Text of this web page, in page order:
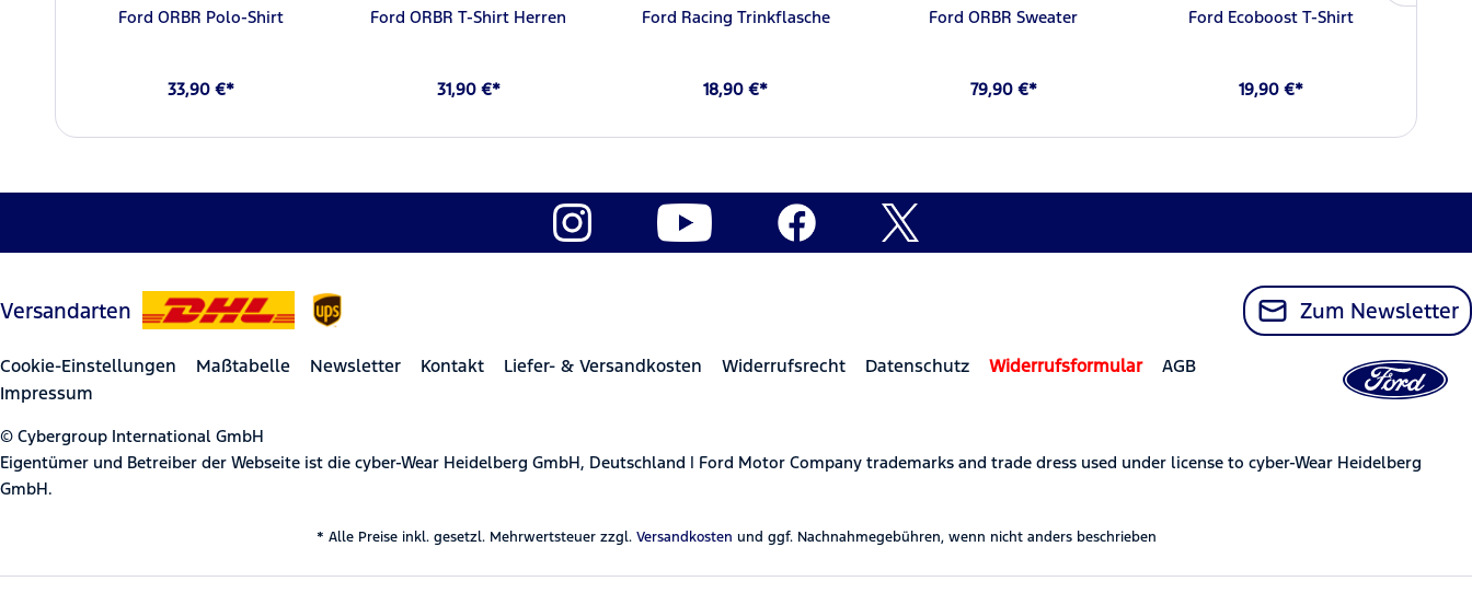
Ford ORBR Polo-Shirt
33,90 €*
Ford ORBR T-Shirt Herren
31,90 €*
Ford Racing Trinkflasche
18,90 €*
Ford ORBR Sweater
79,90 €*
Ford Ecoboost T-Shirt
19,90 €*
Versandarten Zum Newsletter
Cookie-Einstellungen Maßtabelle Newsletter Kontakt Liefer- & Versandkosten Widerrufsrecht Datenschutz Widerrufsformular
AGB
Impressum
© Cybergroup International GmbH
Eigentümer und Betreiber der Webseite ist die cyber-Wear Heidelberg GmbH, Deutschland | Ford Motor Company trademarks and trade dress used under license to cyber-Wear Heidelberg
GmbH.
* Alle Preise inkl. gesetzl. Mehrwertsteuer zzgl. Versandkosten und ggf. Nachnahmegebühren, wenn nicht anders beschrieben